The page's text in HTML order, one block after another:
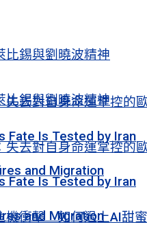
比錫與劉曉波精神
失去對自身命運掌控的
Fate Is Tested by Iran
and Migration
機衝擊 如何過上AI甜蜜
比錫與劉曉波精神
失去對自身命運掌控的
Fate Is Tested by Iran
and Migration